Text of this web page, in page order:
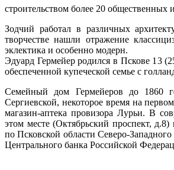
строительством более 20 общественных
Зодчий работал в различных
творчестве нашли отражение
эклектика и особенно модерн.
Эдуард Гермейер родился в Пскове 13
обеспеченной купеческой семье с
Семейный дом Гермейеров до 1860
Сергиевской, некоторое время на
магазин-аптека провизора Лурьи. В
этом месте (Октябрьский проспект, д.8)
по Псковской области Северо-
Центрального банка Российской